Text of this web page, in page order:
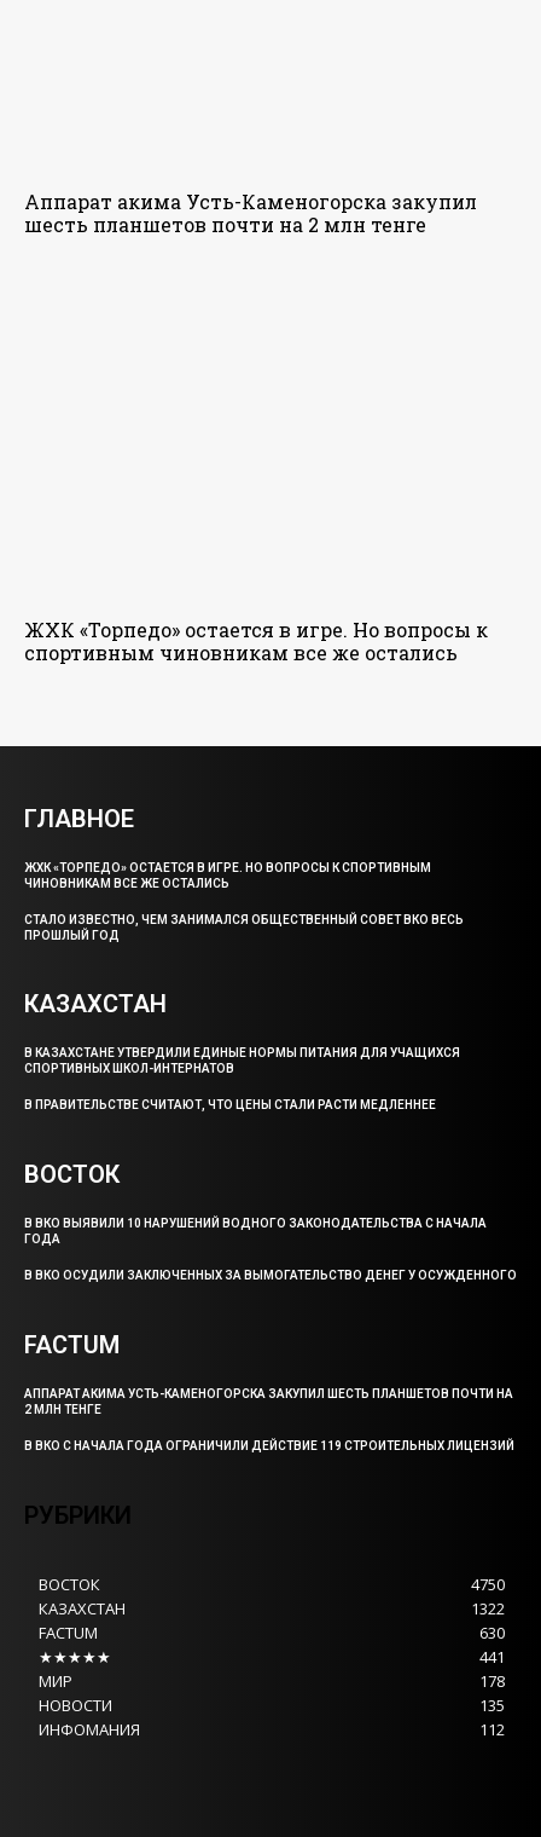
Аппарат акима Усть-Каменогорска закупил
шесть планшетов почти на 2 млн тенге
ЖХК «Торпедо» остается в игре. Но вопросы к
спортивным чиновникам все же остались
ГЛАВНОЕ
ЖХК «ТОРПЕДО» ОСТАЕТСЯ В ИГРЕ. НО ВОПРОСЫ К СПОРТИВНЫМ
ЧИНОВНИКАМ ВСЕ ЖЕ ОСТАЛИСЬ
СТАЛО ИЗВЕСТНО, ЧЕМ ЗАНИМАЛСЯ ОБЩЕСТВЕННЫЙ СОВЕТ ВКО ВЕСЬ
ПРОШЛЫЙ ГОД
КАЗАХСТАН
В КАЗАХСТАНЕ УТВЕРДИЛИ ЕДИНЫЕ НОРМЫ ПИТАНИЯ ДЛЯ УЧАЩИХСЯ
СПОРТИВНЫХ ШКОЛ-ИНТЕРНАТОВ
В ПРАВИТЕЛЬСТВЕ СЧИТАЮТ, ЧТО ЦЕНЫ СТАЛИ РАСТИ МЕДЛЕННЕЕ
ВОСТОК
В ВКО ВЫЯВИЛИ 10 НАРУШЕНИЙ ВОДНОГО ЗАКОНОДАТЕЛЬСТВА С НАЧАЛА
ГОДА
В ВКО ОСУДИЛИ ЗАКЛЮЧЕННЫХ ЗА ВЫМОГАТЕЛЬСТВО ДЕНЕГ У ОСУЖДЕННОГО
FACTUM
АППАРАТ АКИМА УСТЬ-КАМЕНОГОРСКА ЗАКУПИЛ ШЕСТЬ ПЛАНШЕТОВ ПОЧТИ НА
2 МЛН ТЕНГЕ
В ВКО С НАЧАЛА ГОДА ОГРАНИЧИЛИ ДЕЙСТВИЕ 119 СТРОИТЕЛЬНЫХ ЛИЦЕНЗИЙ
РУБРИКИ
ВОСТОК
4750
КАЗАХСТАН
1322
FACTUM
630
★★★★★
441
МИР
178
НОВОСТИ
135
ИНФОМАНИЯ
112